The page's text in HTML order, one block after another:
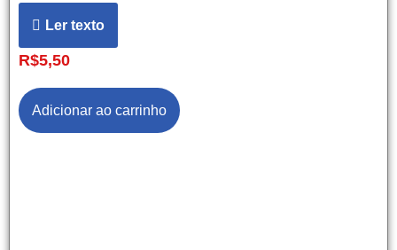
Ler texto
R$5,50
Adicionar ao carrinho